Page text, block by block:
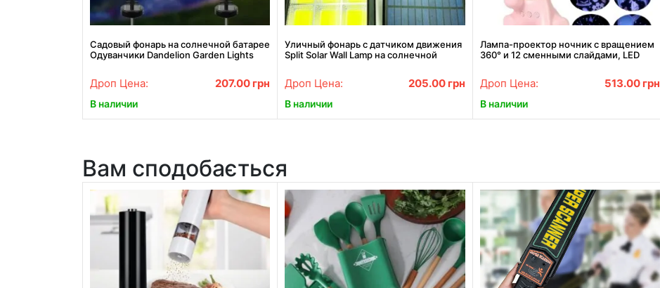
Садовый фонарь на солнечной батарее
Одуванчики Dandelion Garden Lights
Дроп Цена: 207.00 грн
В наличии
Уличный фонарь с датчиком движения
Split Solar Wall Lamp на солнечной
Дроп Цена: 205.00 грн
В наличии
Лампа-проектор ночник с вращением
360° и 12 сменными слайдами, LED
Дроп Цена: 513.00 грн
В наличии
Вам сподобається